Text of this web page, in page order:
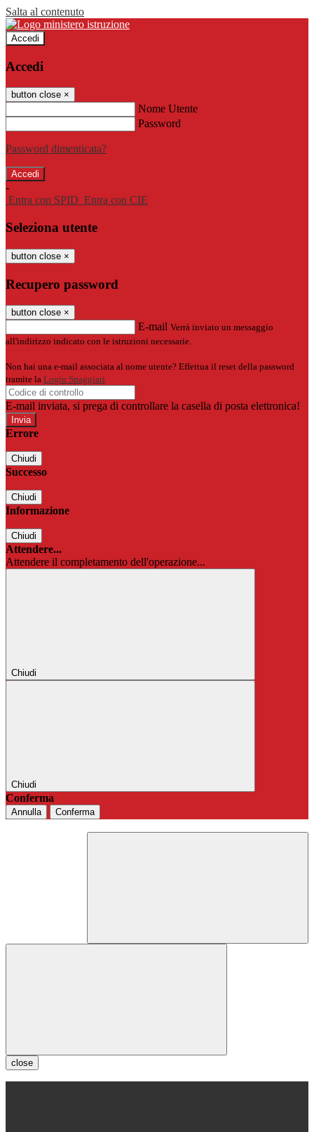
Salta al contenuto
Accedi
Accedi
button close ×
Nome Utente
Password
Password dimenticata?
-
Entra con SPID Entra con CIE
Seleziona utente
button close ×
Recupero password
button close ×
E-mail Verrà inviato un messaggio
all'indirizzo indicato con le istruzioni necessarie.
Non hai una e-mail associata al nome utente? Effettua il reset della password
tramite la Login Spaggiari
E-mail inviata, si prega di controllare la casella di posta elettronica!
Errore
Chiudi
Successo
Chiudi
Informazione
Chiudi
Attendere...
Attendere il completamento dell'operazione...
Chiudi
Chiudi
Conferma
Annulla Conferma
close